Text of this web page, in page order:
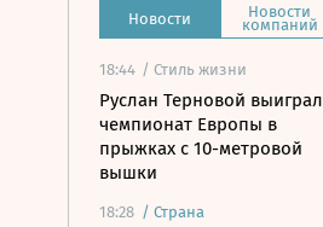
Новости Новости
компаний
18:44 / Стиль жизни
Руслан Терновой выиграл
чемпионат Европы в
прыжках с 10-метровой
вышки
18:28 / Страна